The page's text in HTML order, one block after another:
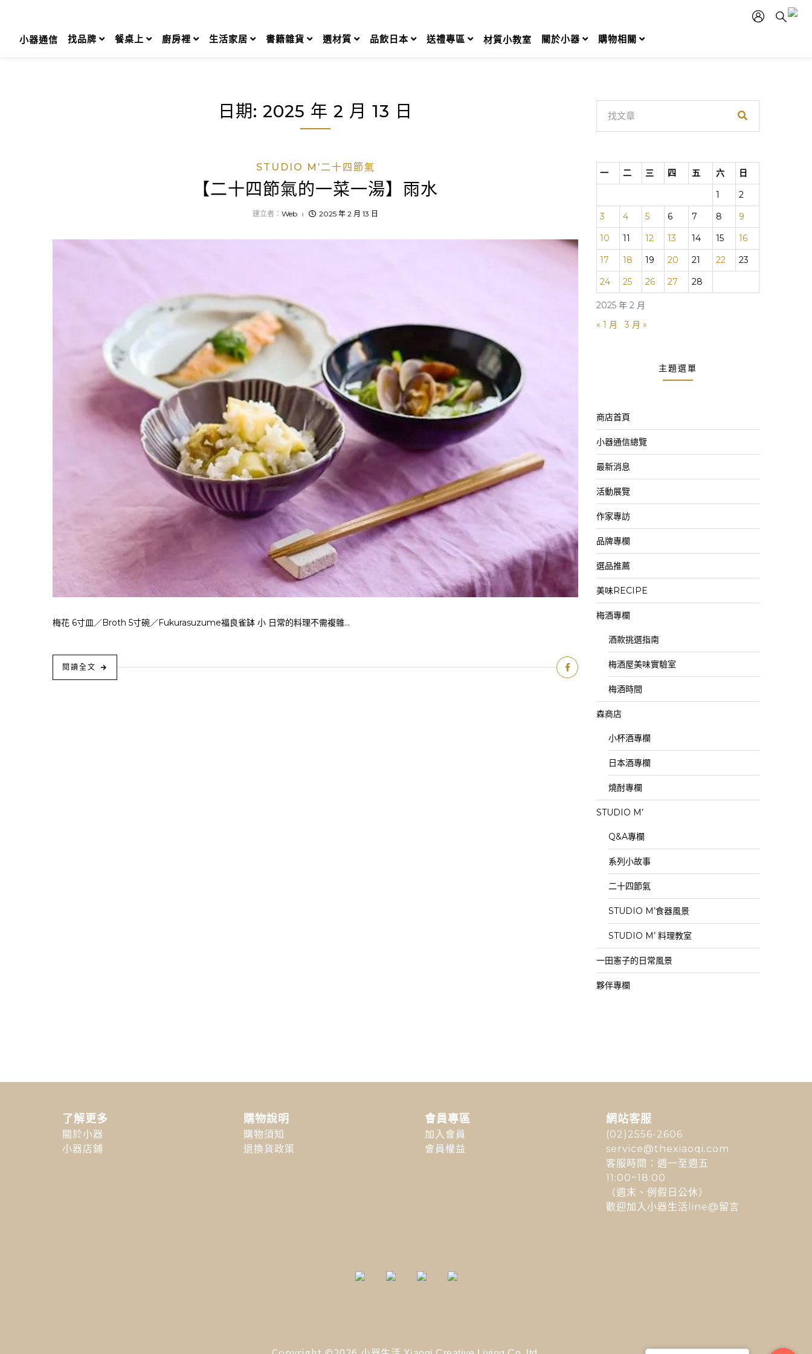
content小器通信 找品牌 餐桌上 廚房裡 生活家居 書籍雜貨 選材質 品飲日本 送禮專區 材質小教室 關於小器 購物相關
日期: 2025 年 2 月 13 日
STUDIO M’二十四節氣
【二十四節氣的一菜一湯】雨水
建立者： Web 2025 年 2 月 13 日
梅花 6寸皿／Broth 5寸碗／Fukurasuzume福良雀缽 小 日常的料理不需複雜...
閱讀全文
2025 年 2 月
一 二 三 四 五 六
日
1
2
3
4 5 6 7 8
9
10
11 12 13 14 15
16
17
18 19 20 21 22
23
24
25 26 27 28
« 1 月 3 月 »
主題選單
商店首頁
小器通信總覽
最新消息
活動展覽
作家專訪
品牌專欄
選品推薦
美味RECIPE
梅酒專欄
酒款挑選指南
梅酒屋美味實驗室
梅酒時間
森商店
小杯酒專欄
日本酒專欄
燒酎專欄
STUDIO M’
Q&A專欄
系列小故事
二十四節氣
STUDIO M’食器風景
STUDIO M’ 料理教室
一田憲子的日常風景
夥伴專欄
了解更多
關於小器
小器店鋪
購物說明
購物須知
退換貨政策
會員專區
加入會員
會員權益
網站客服
(02)2556-2606
service@thexiaoqi.com
客服時間：週一至週五
11:00~18:00
（週末、例假日公休）
歡迎加入小器生活line@留言